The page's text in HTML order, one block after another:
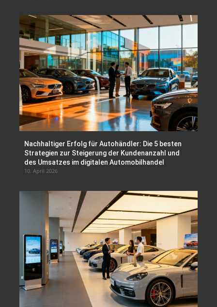
Nachhaltiger Erfolg für Autohändler: Die 5 besten
Strategien zur Steigerung der Kundenanzahl und
des Umsatzes im digitalen Automobilhandel
10. April 2026